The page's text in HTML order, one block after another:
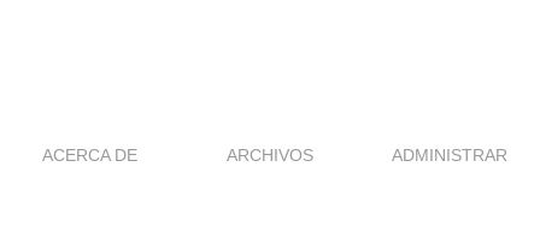
ACERCA DE ARCHIVOS ADMINISTRAR